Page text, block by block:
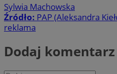
Sylwia Machowska
Źródło: PAP (Aleksandra
reklama
Dodaj komentarz